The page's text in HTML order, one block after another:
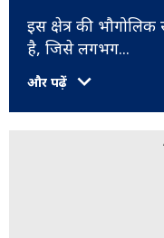
इस क्षेत्र की
है, जिसे लगभग...
और पढ़ें